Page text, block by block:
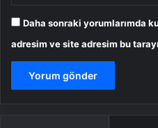
Daha sonraki yorumlarımda
adresim ve site adresim bu